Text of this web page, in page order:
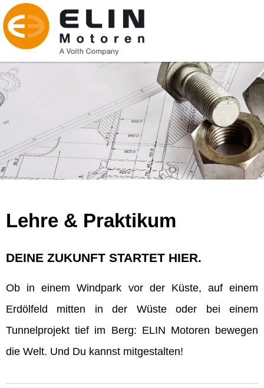
Lehre & Praktikum
DEINE ZUKUNFT STARTET HIER.
Ob in einem Windpark vor der Küste, auf einem
Erdölfeld mitten in der Wüste oder bei einem
Tunnelprojekt tief im Berg: ELIN Motoren bewegen
die Welt. Und Du kannst mitgestalten!